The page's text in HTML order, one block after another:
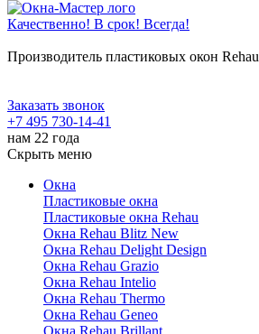
Качественно! В срок! Всегда!
Производитель пластиковых окон Rehau
Заказать звонок
+7 495 730-14-41
нам 22 года
Скрыть меню
Окна
Пластиковые окна
Пластиковые окна Rehau
Окна Rehau Blitz New
Окна Rehau Delight Design
Окна Rehau Grazio
Окна Rehau Intelio
Окна Rehau Thermo
Окна Rehau Geneo
Окна Rehau Brillant